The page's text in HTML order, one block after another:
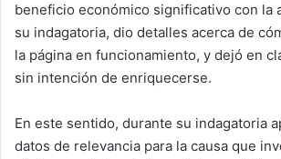
beneficio económico significativo con la
su indagatoria, dio detalles acerca de
la página en funcionamiento, y dejó en
sin intención de enriquecerse.
En este sentido, durante su indagatoria
datos de relevancia para la causa que